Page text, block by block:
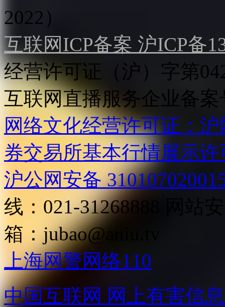
2022）
互联网ICP备案 沪ICP备
经营许可证（沪）字第
互联网直播服务企业备案
网络文化经营许可证：
券交易所基本行情展示许
沪公网安备
线：021-31268888
箱： jubao@aniu.tv
上海网警网络110
中国互联网 网上有害信